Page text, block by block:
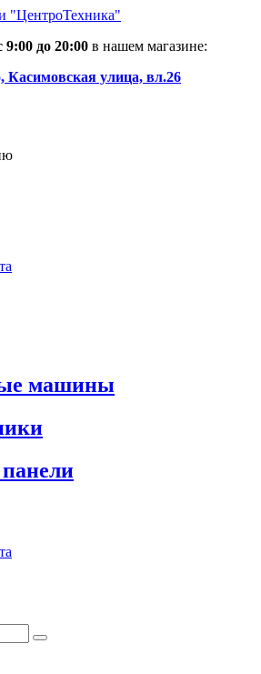
9:00 до 20:00 в нашем магазине:
Касимовская улица, вл.26
машины